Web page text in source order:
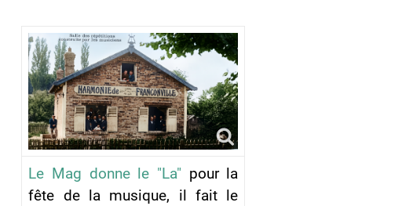
Le Mag donne le "La" pour la
fête de la musique, il fait le